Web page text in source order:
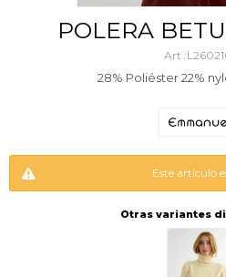
POLERA
28% Poliéster 22%
Este artículo
Otras variantes